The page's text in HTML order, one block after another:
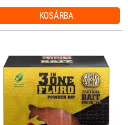
KOSÁRBA